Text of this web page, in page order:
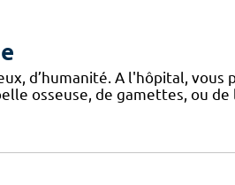
d’humanité. A l'hôpital,
osseuse, de gamettes, ou